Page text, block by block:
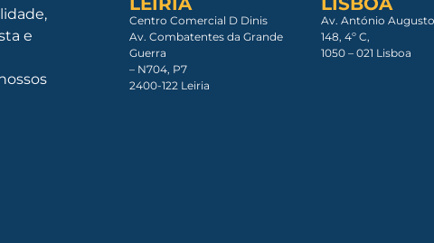
e
Centro Comercial D Dinis
Av. Combatentes da Grande
Guerra
– N704, P7
2400-122 Leiria
Av. António
148, 4º C,
1050 – 021 Lisboa​